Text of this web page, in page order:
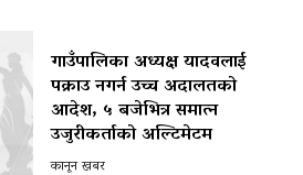
गाउँपालिका अध्यक्ष यादवलाई
पक्राउ नगर्न उच्च अदालतको
आदेश, ५ बजेभित्र समात्न
उजुरीकर्ताको अल्टिमेटम
कानून खबर